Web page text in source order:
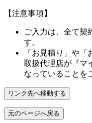
【注意事項】
ご入力は、全て契
す。
「お見積り」や「
取扱代理店が 『
なっていることを
リンク先へ移動する
元のページへ戻る